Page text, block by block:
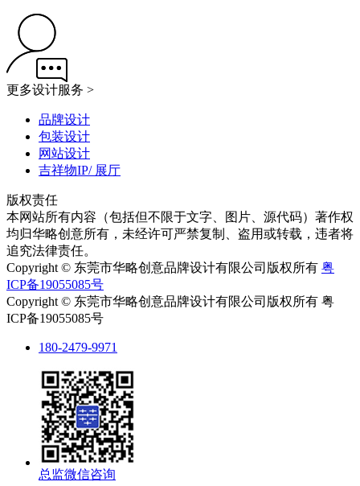
更多设计服务 >
品牌设计
包装设计
网站设计
吉祥物IP/ 展厅
版权责任
本网站所有内容（包括但不限于文字、图片、源代码）著作权
均归华略创意所有，未经许可严禁复制、盗用或转载，违者将
追究法律责任。
Copyright © 东莞市华略创意品牌设计有限公司版权所有 粤
ICP备19055085号
Copyright © 东莞市华略创意品牌设计有限公司版权所有 粤
ICP备19055085号
180-2479-9971
总监微信咨询